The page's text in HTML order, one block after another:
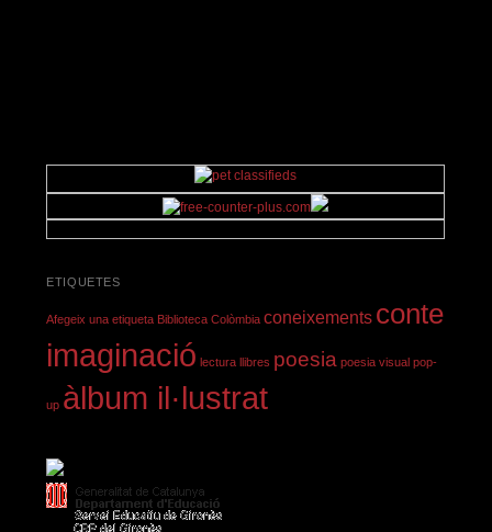
ETIQUETES
Afegeix una etiqueta Biblioteca Colòmbia coneixements conte
imaginació lectura llibres poesia poesia visual pop-
up àlbum il·lustrat